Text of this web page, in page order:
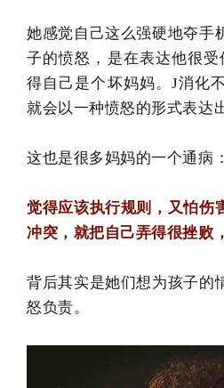
她感觉自己这么强硬地夺手
子的愤怒，是在表达他很
得自己是个坏妈妈。J消化
就会以一种愤怒的形式表达
这也是很多妈妈的一个通病：
觉得应该执行规则，又怕伤
冲突，就把自己弄得很挫败
背后其实是她们想为孩子的
怒负责。